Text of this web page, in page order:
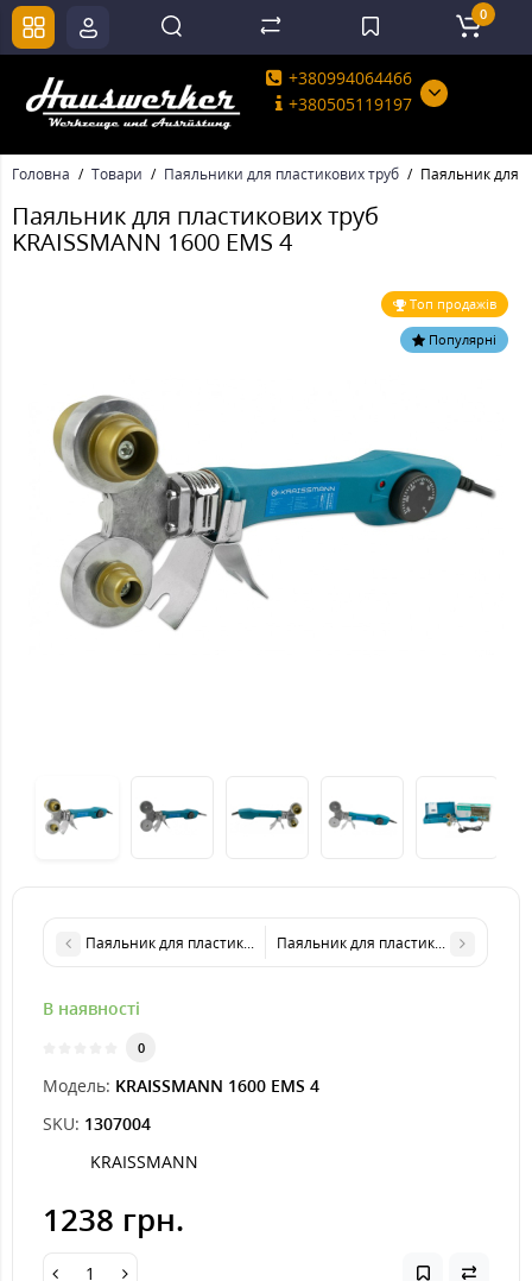
+380994064466
+380505119197
0
Головна Товари Паяльники для пластикових труб Паяльник для
Паяльник для пластикових труб
KRAISSMANN 1600 EMS 4
Топ продажів
Популярні
Паяльник для пластикових труб VORSKLA ПМЗ 1,2/3S (з
Паяльник для пластикових труб
В наявності
0
Модель: KRAISSMANN 1600 EMS 4
SKU: 1307004
KRAISSMANN
1238 грн.